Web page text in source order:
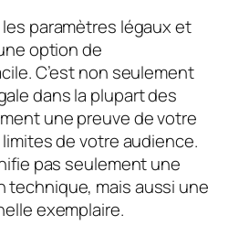
paramètres légaux et
option de
C’est non seulement
dans la plupart des
une preuve de votre
de votre audience.
pas seulement une
technique, mais aussi une
exemplaire.